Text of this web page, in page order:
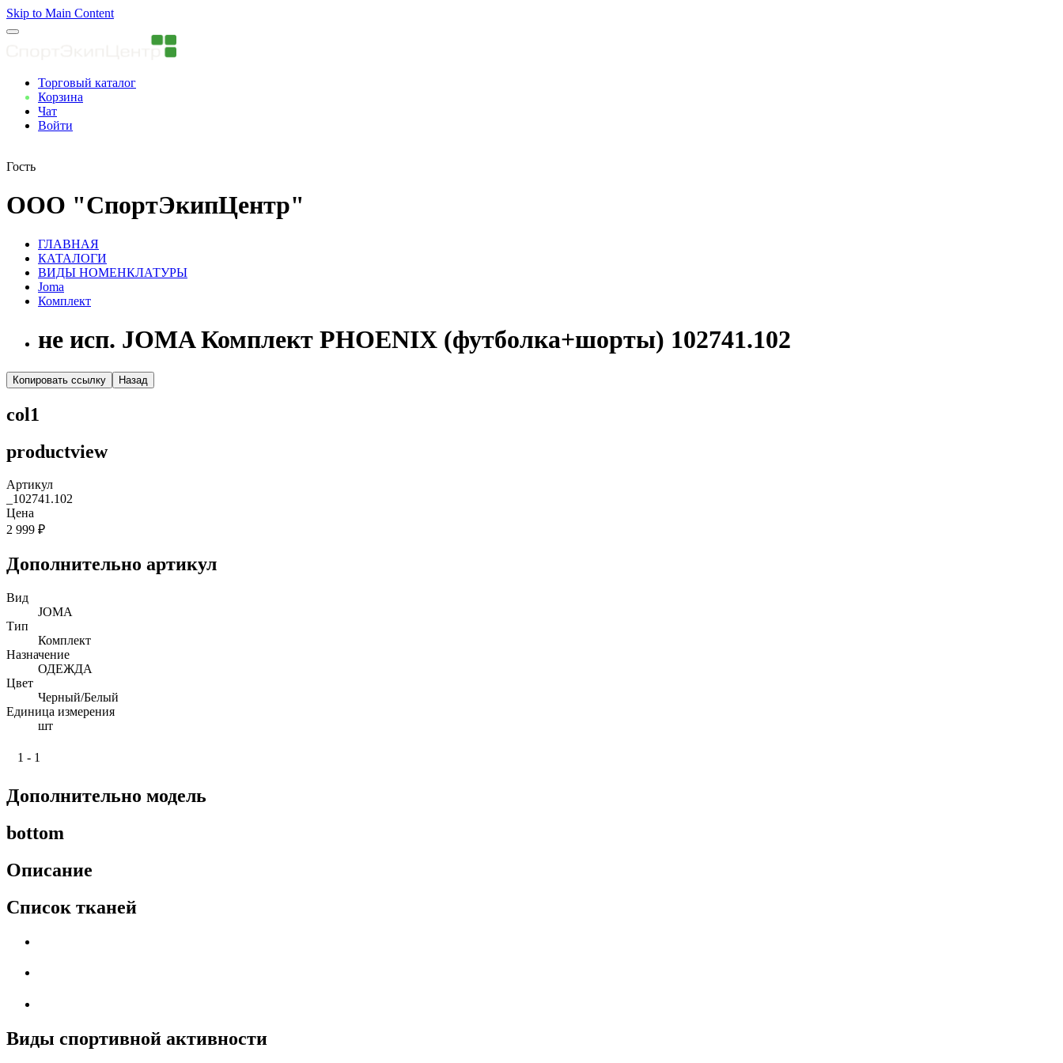
Skip to Main Content
Торговый каталог
Корзина
Чат
Войти
Гость
ООО "СпортЭкипЦентр"
ГЛАВНАЯ
КАТАЛОГИ
ВИДЫ НОМЕНКЛАТУРЫ
Joma
Комплект
не исп. JOMA Комплект PHOENIX (футболка+шорты) 102741.102
Копировать ссылку Назад
col1
productview
Артикул
_102741.102
Цена
2 999 ₽
Дополнительно артикул
Вид
JOMA
Тип
Комплект
Назначение
ОДЕЖДА
Цвет
Черный/Белый
Единица измерения
шт
1 - 1
Дополнительно модель
bottom
Описание
Список тканей
Виды спортивной активности